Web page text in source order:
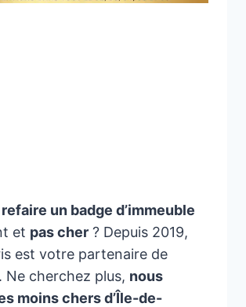
refaire un badge d’immeuble
et pas cher ? Depuis 2019,
est votre partenaire de
Ne cherchez plus, nous
moins chers d’Île-de-